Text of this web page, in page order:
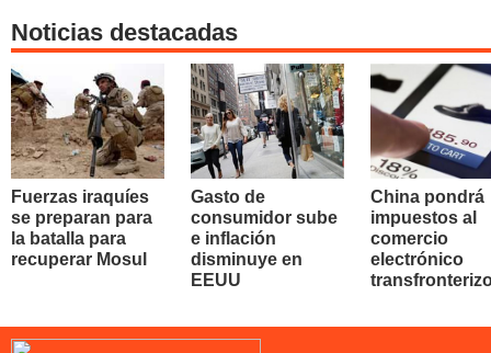
Noticias destacadas
Fuerzas iraquíes
se preparan para
la batalla para
recuperar Mosul
Gasto de
consumidor sube
e inflación
disminuye en
EEUU
China pondrá
impuestos al
comercio
electrónico